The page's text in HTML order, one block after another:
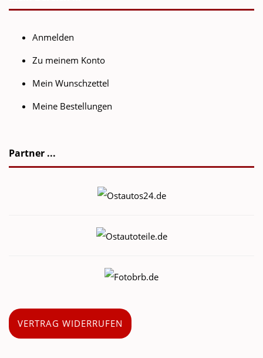
Anmelden
Zu meinem Konto
Mein Wunschzettel
Meine Bestellungen
Partner ...
VERTRAG WIDERRUFEN